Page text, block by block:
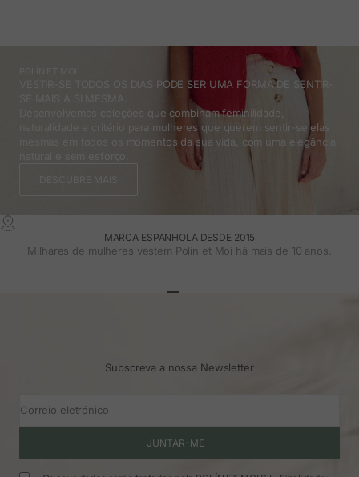
VESTIR-SE TODOS OS DIAS PODE SER UMA FORMA DE SENTIR-
SE MAIS A SI MESMA.
Desenvolvemos coleções que combinam feminilidade,
naturalidade e critério para mulheres que querem sentir-se elas
mesmas em todos os momentos da sua vida, com uma elegância
natural e sem esforço.
DESCUBRE MAIS
MARCA ESPANHOLA DESDE 2015
Milhares de mulheres vestem Polin et Moi há mais de 10 anos.
Subscreva a nossa Newsletter
Correio eletrónico
JUNTAR-ME